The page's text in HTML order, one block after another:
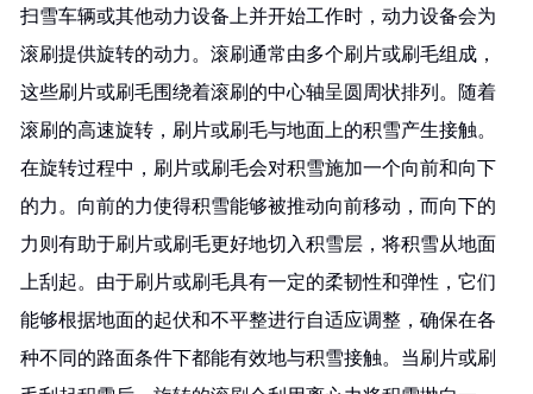
扫雪车辆或其他动力设备上并开始工作时，动力设备会为
滚刷提供旋转的动力。滚刷通常由多个刷片或刷毛组成，
这些刷片或刷毛围绕着滚刷的中心轴呈圆周状排列。随着
滚刷的高速旋转，刷片或刷毛与地面上的积雪产生接触。
在旋转过程中，刷片或刷毛会对积雪施加一个向前和向下
的力。向前的力使得积雪能够被推动向前移动，而向下的
力则有助于刷片或刷毛更好地切入积雪层，将积雪从地面
上刮起。由于刷片或刷毛具有一定的柔韧性和弹性，它们
能够根据地面的起伏和不平整进行自适应调整，确保在各
种不同的路面条件下都能有效地与积雪接触。当刷片或刷